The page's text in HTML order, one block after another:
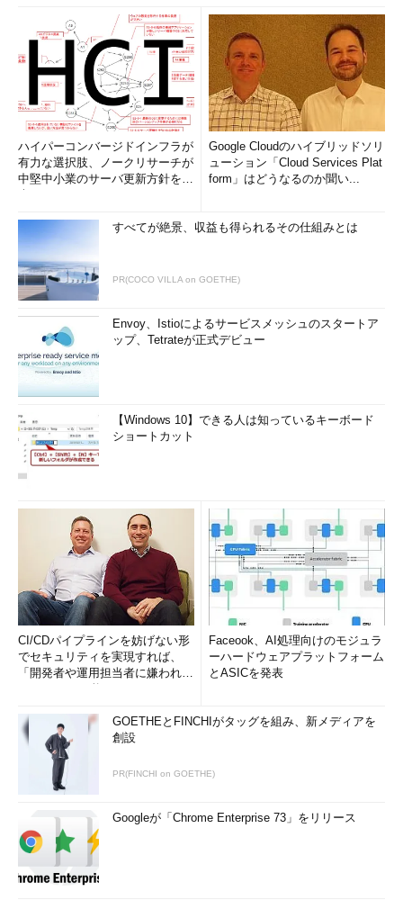
ハイパーコンバージドインフラが
有力な選択肢、ノークリサーチが
中堅中小業のサーバ更新方針を調
Google Cloudのハイブリッドソリ
ューション「Cloud Services Plat
form」はどうなるのか聞い...
すべてが絶景、収益も得られるその仕組みとは
PR(COCO VILLA on GOETHE)
Envoy、Istioによるサービスメッシュのスタートア
ップ、Tetrateが正式デビュー
【Windows 10】できる人は知っているキーボード
ショートカット
CI/CDパイプラインを妨げない形
でセキュリティを実現すれば、
「開発者や運用担当者に嫌われな
Faceook、AI処理向けのモジュラ
ーハードウェアプラットフォーム
とASICを発表
GOETHEとFINCHIがタッグを組み、新メディアを
創設
PR(FINCHI on GOETHE)
Googleが「Chrome Enterprise 73」をリリース